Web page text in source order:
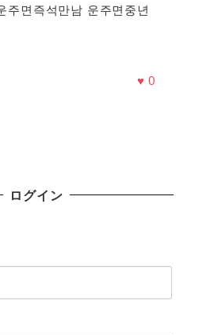
주면즉석만남 운주면중년
♥0
ログイン